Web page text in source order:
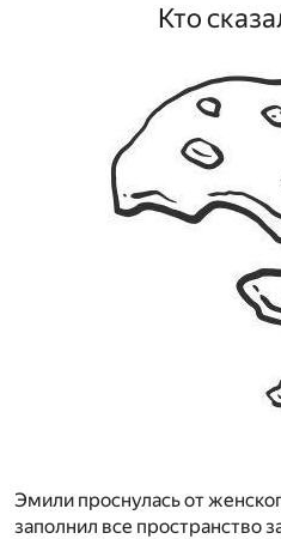
Кто
Эмили проснулась от
заполнил все пространство